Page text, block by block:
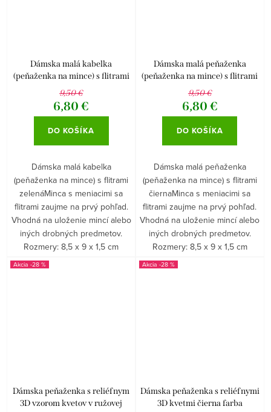
Dámska malá kabelka
(peňaženka na mince) s flitrami
zelená
9,50 €
6,80 €
DO KOŠÍKA
Dámska malá kabelka
(peňaženka na mince) s flitrami
zelenáMinca s meniacimi sa
flitrami zaujme na prvý pohľad.
Vhodná na uloženie mincí alebo
iných drobných predmetov.
Rozmery: 8,5 x 9 x 1,5 cm
Dámska malá peňaženka
(peňaženka na mince) s flitrami
čierna
9,50 €
6,80 €
DO KOŠÍKA
Dámska malá peňaženka
(peňaženka na mince) s flitrami
čiernaMinca s meniacimi sa
flitrami zaujme na prvý pohľad.
Vhodná na uloženie mincí alebo
iných drobných predmetov.
Rozmery: 8,5 x 9 x 1,5 cm
-28 %
Dámska peňaženka s reliéfnym
3D vzorom kvetov v ružovej
-28 %
Dámska peňaženka s reliéfnymi
3D kvetmi čierna farba